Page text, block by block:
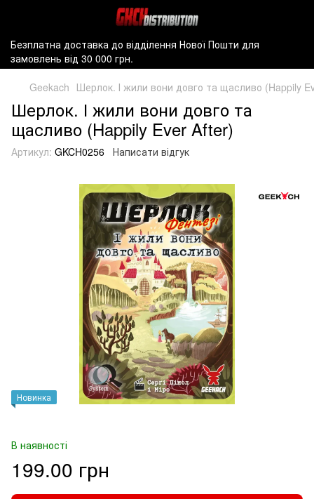
Безплатна доставка до відділення Нової Пошти для
замовлень від 30 000 грн.
Geekach Шерлок. І жили вони довго та щасливо (Happily
Шерлок. І жили вони довго та
щасливо (Happily Ever After)
Артикул: GKCH0256 Написати відгук
Новинка
В наявності
199.00 грн